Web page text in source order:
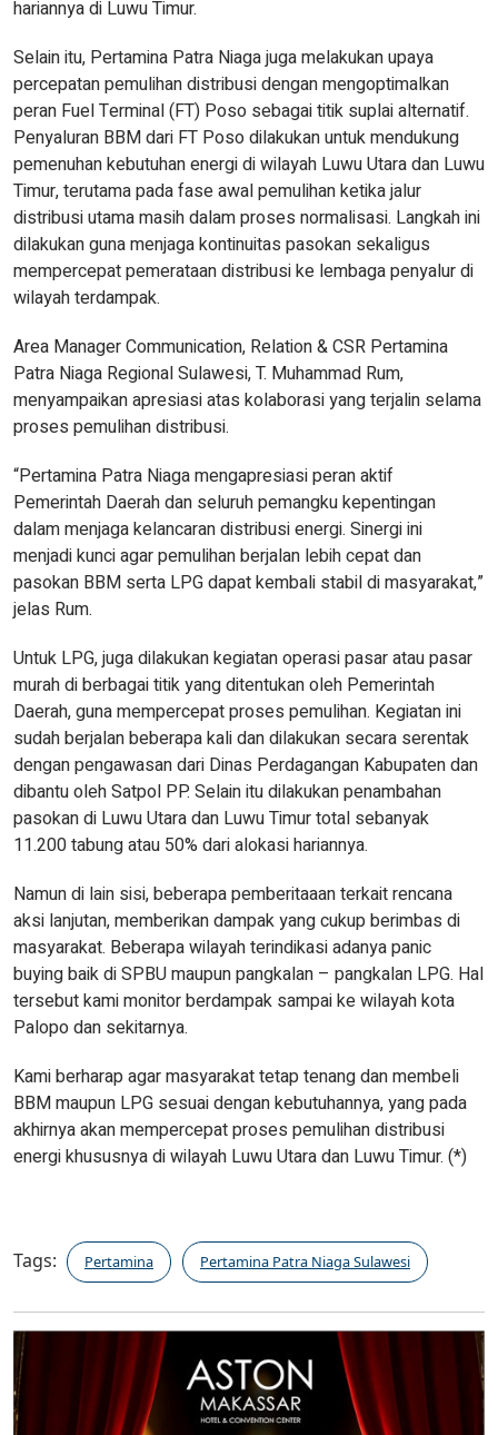
hariannya di Luwu Timur.
Selain itu, Pertamina Patra Niaga juga melakukan upaya
percepatan pemulihan distribusi dengan mengoptimalkan
peran Fuel Terminal (FT) Poso sebagai titik suplai alternatif.
Penyaluran BBM dari FT Poso dilakukan untuk mendukung
pemenuhan kebutuhan energi di wilayah Luwu Utara dan Luwu
Timur, terutama pada fase awal pemulihan ketika jalur
distribusi utama masih dalam proses normalisasi. Langkah ini
dilakukan guna menjaga kontinuitas pasokan sekaligus
mempercepat pemerataan distribusi ke lembaga penyalur di
wilayah terdampak.
Area Manager Communication, Relation & CSR Pertamina
Patra Niaga Regional Sulawesi, T. Muhammad Rum,
menyampaikan apresiasi atas kolaborasi yang terjalin selama
proses pemulihan distribusi.
“Pertamina Patra Niaga mengapresiasi peran aktif
Pemerintah Daerah dan seluruh pemangku kepentingan
dalam menjaga kelancaran distribusi energi. Sinergi ini
menjadi kunci agar pemulihan berjalan lebih cepat dan
pasokan BBM serta LPG dapat kembali stabil di masyarakat,”
jelas Rum.
Untuk LPG, juga dilakukan kegiatan operasi pasar atau pasar
murah di berbagai titik yang ditentukan oleh Pemerintah
Daerah, guna mempercepat proses pemulihan. Kegiatan ini
sudah berjalan beberapa kali dan dilakukan secara serentak
dengan pengawasan dari Dinas Perdagangan Kabupaten dan
dibantu oleh Satpol PP. Selain itu dilakukan penambahan
pasokan di Luwu Utara dan Luwu Timur total sebanyak
11.200 tabung atau 50% dari alokasi hariannya.
Namun di lain sisi, beberapa pemberitaaan terkait rencana
aksi lanjutan, memberikan dampak yang cukup berimbas di
masyarakat. Beberapa wilayah terindikasi adanya panic
buying baik di SPBU maupun pangkalan – pangkalan LPG. Hal
tersebut kami monitor berdampak sampai ke wilayah kota
Palopo dan sekitarnya.
Kami berharap agar masyarakat tetap tenang dan membeli
BBM maupun LPG sesuai dengan kebutuhannya, yang pada
akhirnya akan mempercepat proses pemulihan distribusi
energi khususnya di wilayah Luwu Utara dan Luwu Timur. (*)
Tags: Pertamina Pertamina Patra Niaga Sulawesi